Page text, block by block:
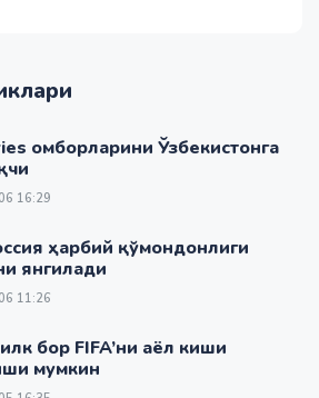
омборларини Ўзбекистонга
16:29
ҳарбий қўмондонлиги
янгилади
11:26
бор FIFA’ни аёл киши
мумкин